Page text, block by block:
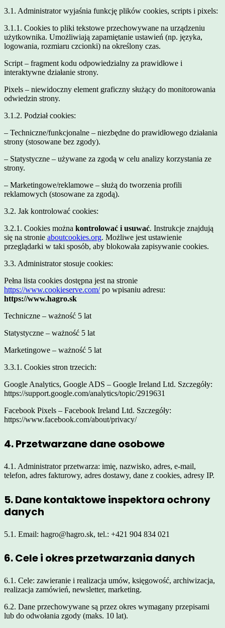
3.1. Administrator wyjaśnia funkcję plików cookies, scripts i pixels:
3.1.1. Cookies to pliki tekstowe przechowywane na urządzeniu
użytkownika. Umożliwiają zapamiętanie ustawień (np. języka,
logowania, rozmiaru czcionki) na określony czas.
Script – fragment kodu odpowiedzialny za prawidłowe i
interaktywne działanie strony.
Pixels – niewidoczny element graficzny służący do monitorowania
odwiedzin strony.
3.1.2. Podział cookies:
– Techniczne/funkcjonalne – niezbędne do prawidłowego działania
strony (stosowane bez zgody).
– Statystyczne – używane za zgodą w celu analizy korzystania ze
strony.
– Marketingowe/reklamowe – służą do tworzenia profili
reklamowych (stosowane za zgodą).
3.2. Jak kontrolować cookies:
3.2.1. Cookies można kontrolować i usuwać. Instrukcje znajdują
się na stronie aboutcookies.org. Możliwe jest ustawienie
przeglądarki w taki sposób, aby blokowała zapisywanie cookies.
3.3. Administrator stosuje cookies:
Pełna lista cookies dostępna jest na stronie
https://www.cookieserve.com/po wpisaniu adresu:
https://www.hagro.sk
Techniczne – ważność 5 lat
Statystyczne – ważność 5 lat
Marketingowe – ważność 5 lat
3.3.1. Cookies stron trzecich:
Google Analytics, Google ADS – Google Ireland Ltd. Szczegóły:
https://support.google.com/analytics/topic/2919631
Facebook Pixels – Facebook Ireland Ltd. Szczegóły:
https://www.facebook.com/about/privacy/
4. Przetwarzane dane osobowe
4.1. Administrator przetwarza: imię, nazwisko, adres, e-mail,
telefon, adres fakturowy, adres dostawy, dane z cookies, adresy IP.
5. Dane kontaktowe inspektora ochrony
danych
5.1. Email: hagro@hagro.sk, tel.: +421 904 834 021
6. Cele i okres przetwarzania danych
6.1. Cele: zawieranie i realizacja umów, księgowość, archiwizacja,
realizacja zamówień, newsletter, marketing.
6.2. Dane przechowywane są przez okres wymagany przepisami
lub do odwołania zgody (maks. 10 lat).